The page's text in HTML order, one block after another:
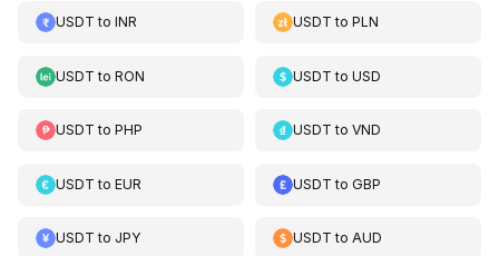
USDT to INR USDT toPLN
USDT to RON USDT toUSD
USDT to PHP USDT toVND
USDT to EUR USDT toGBP
USDT to JPY USDT toAUD